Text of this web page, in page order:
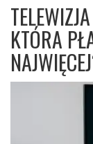
KTÓRA